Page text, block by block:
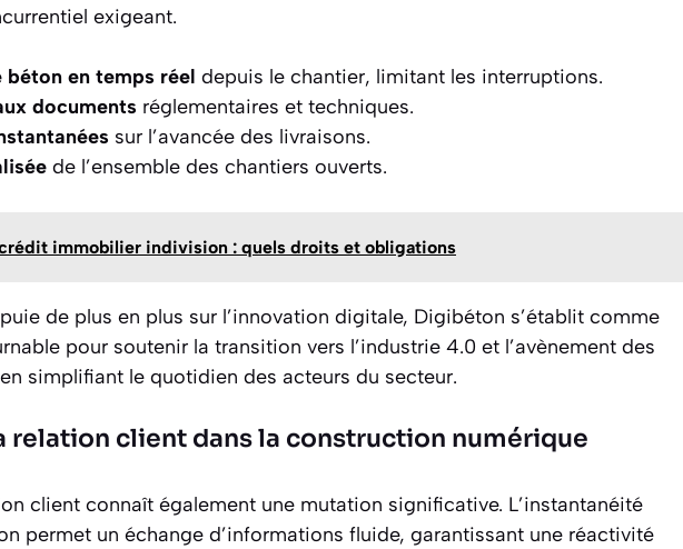
exigeant.
béton en temps réel depuis le chantier, limitant les interruptions.
documents réglementaires et techniques.
sur l’avancée des livraisons.
de l’ensemble des chantiers ouverts.
immobilier indivision : quels droits et obligations
de plus en plus sur l’innovation digitale, Digibéton s’établit comme
pour soutenir la transition vers l’industrie 4.0 et l’avènement des
simplifiant le quotidien des acteurs du secteur.
relation client dans la construction numérique
client connaît également une mutation significative. L’instantanéité
permet un échange d’informations fluide, garantissant une réactivité